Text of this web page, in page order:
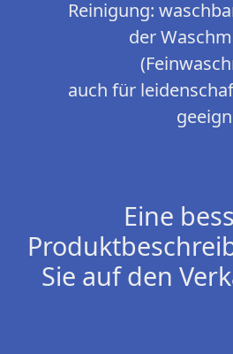
Reinigung:
der
auch für
Eine
Sie auf den